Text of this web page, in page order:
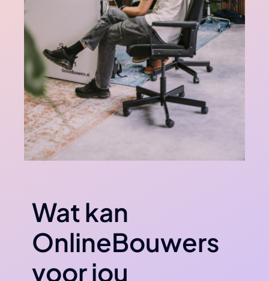
Wat kan
OnlineBouwers
voor jou